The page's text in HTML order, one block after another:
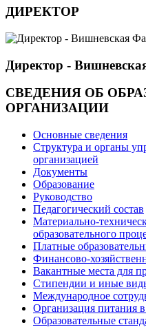
ДИРЕКТОР
Директор -
СВЕДЕНИЯ ОБ
ОРГАНИЗАЦИИ
Основные сведения
Структура и органы
организацией
Документы
Образование
Руководство
Педагогический состав
Материально-
образовательного
Платные
Финансово-
Вакантные места для
Стипендии и иные
Международное
Организация питания
Образовательные